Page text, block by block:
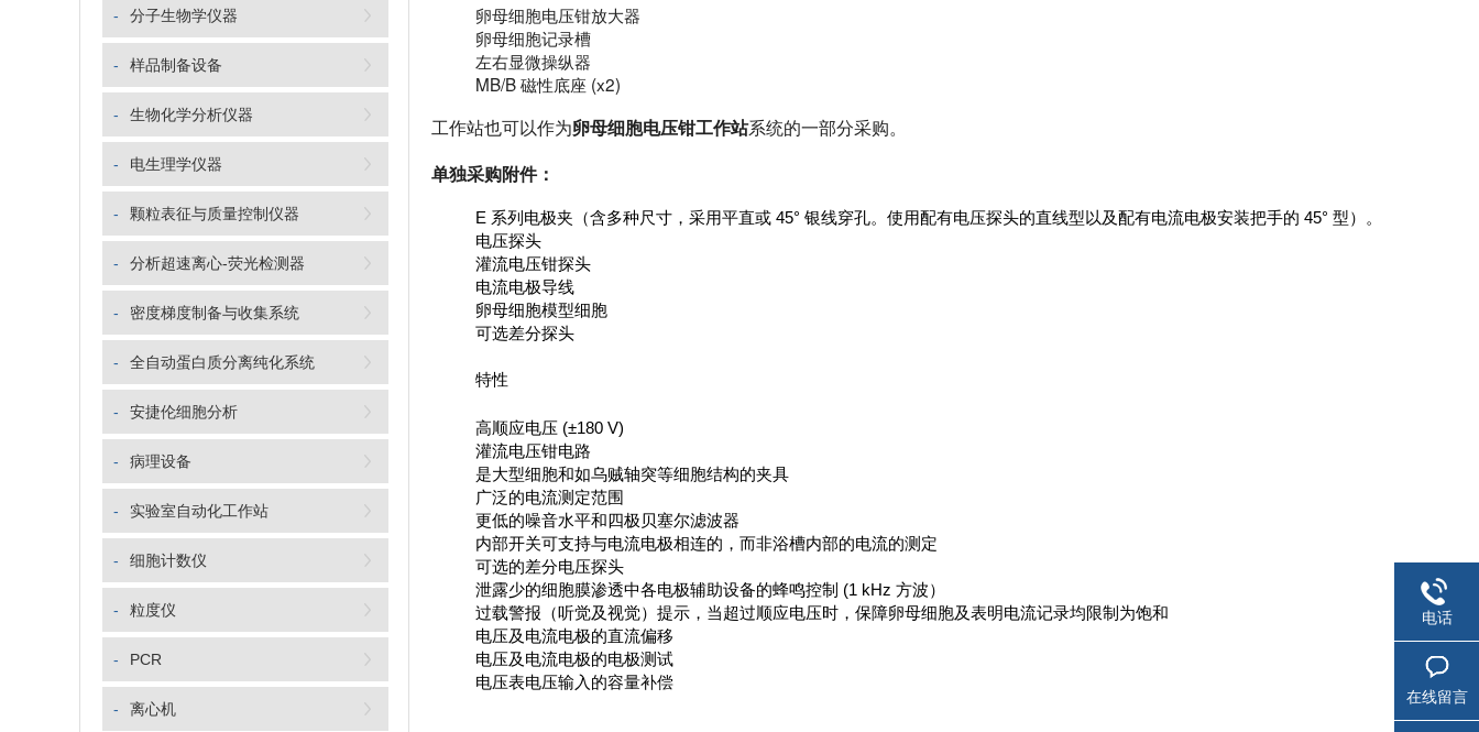
- 分子生物学仪器
- 样品制备设备
- 生物化学分析仪器
- 电生理学仪器
- 颗粒表征与质量控制仪器
- 分析超速离心-荧光检测器
- 密度梯度制备与收集系统
- 全自动蛋白质分离纯化系统
- 安捷伦细胞分析
- 病理设备
- 实验室自动化工作站
- 细胞计数仪
- 粒度仪
- PCR
- 离心机
卵母细胞电压钳放大器
卵母细胞记录槽
左右显微操纵器
MB/B 磁性底座 (x2)
工作站也可以作为卵母细胞电压钳工作站系统的一部分采购。
单独采购附件：
E 系列电极夹（含多种尺寸，采用平直或 45° 银线穿孔。使用配有电压探头的直线型以及配有电流电极安装把手的 45° 型）。
电压探头
灌流电压钳探头
电流电极导线
卵母细胞模型细胞
可选差分探头
特性
高顺应电压 (±180 V)
灌流电压钳电路
是大型细胞和如乌贼轴突等细胞结构的夹具
广泛的电流测定范围
更低的噪音水平和四极贝塞尔滤波器
内部开关可支持与电流电极相连的，而非浴槽内部的电流的测定
可选的差分电压探头
泄露少的细胞膜渗透中各电极辅助设备的蜂鸣控制 (1 kHz 方波）
过载警报（听觉及视觉）提示，当超过顺应电压时，保障卵母细胞及表明电流记录均限制为饱和
电压及电流电极的直流偏移
电压及电流电极的电极测试
电压表电压输入的容量补偿
电话
在线留言